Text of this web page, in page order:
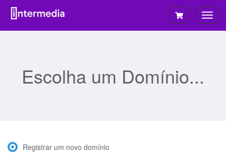
Escolha um Domínio...
Registrar um novo domínio